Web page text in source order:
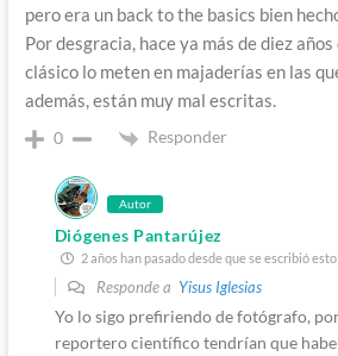
pero era un back to the basics bien
Por desgracia, hace ya más de diez
clásico lo meten en majaderías en las
además, están muy mal escritas.
0 Responder
Autor
Diógenes Pantarújez
2 años han pasado desde que se escribió esto
Responde a Yisus Iglesias
Yo lo sigo prefiriendo de fotógrafo,
reportero científico tendrían que